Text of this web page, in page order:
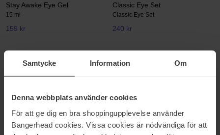
Samtycke Information Om
Denna webbplats använder cookies
För att ge dig en bra shoppingupplevelse använder
Bangerhead cookies. Vissa cookies är nödvändiga för att
Stay Awake Eye Gel
15 ml
159 kr
Classic Eye Set
Classic Eye Set
240 kr
Bronze Glow Priming Moisturizer
50 ml
Honey Glow Priming Moisturizer
50 ml
Hickap
Clear Canvas Clarifying Toner
Hickap
Bronze Glow Serum